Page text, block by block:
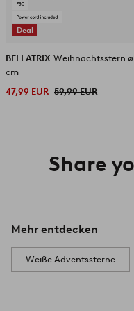
Deal
BELLATRIX Weihnachtsstern ø
cm
47,99 EUR 59,99 EUR
Share
Mehr entdecken
Weiße Adventssterne